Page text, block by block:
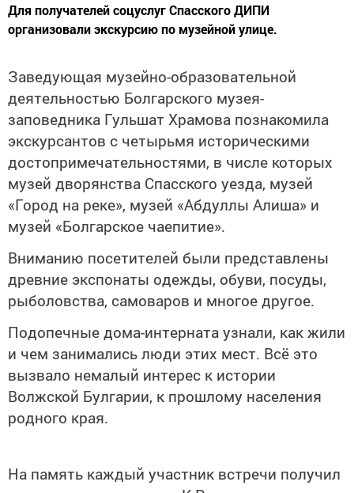
Для получателей соцуслуг Спасского ДИПИ
организовали экскурсию по музейной улице.
Заведующая музейно-образовательной
деятельностью Болгарского музея-
заповедника Гульшат Храмова познакомила
экскурсантов с четырьмя историческими
достопримечательностями, в числе которых
музей дворянства Спасского уезда, музей
«Город на реке», музей «Абдуллы Алиша» и
музей «Болгарское чаепитие».
Вниманию посетителей были представлены
древние экспонаты одежды, обуви, посуды,
рыболовства, самоваров и многое другое.
Подопечные дома-интерната узнали, как жили
и чем занимались люди этих мест. Всё это
вызвало немалый интерес к истории
Волжской Булгарии, к прошлому населения
родного края.
На память каждый участник встречи получил